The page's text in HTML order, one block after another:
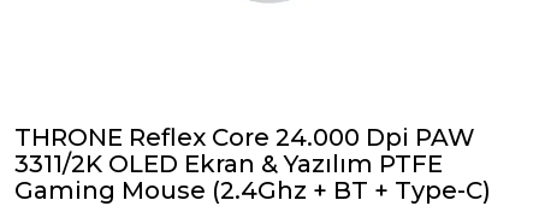
THRONE Reflex Core 24.000 Dpi PAW
3311/2K OLED Ekran & Yazılım PTFE
Gaming Mouse (2.4Ghz + BT + Type-C)